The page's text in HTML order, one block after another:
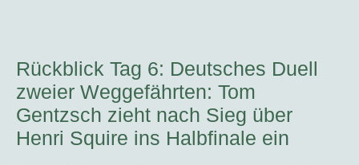
Rückblick Tag 6: Deutsches Duell
zweier Weggefährten: Tom
Gentzsch zieht nach Sieg über
Henri Squire ins Halbfinale ein